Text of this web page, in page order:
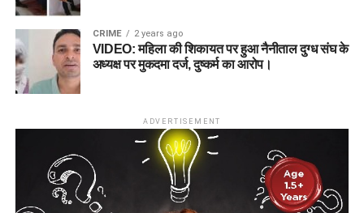
CRIME 2 years ago
VIDEO: महिला की शिकायत पर हुआ नैनीताल दुग्ध संघ के
अध्यक्ष पर मुकदमा दर्ज, दुष्कर्म का आरोप।
ADVERTISEMENT